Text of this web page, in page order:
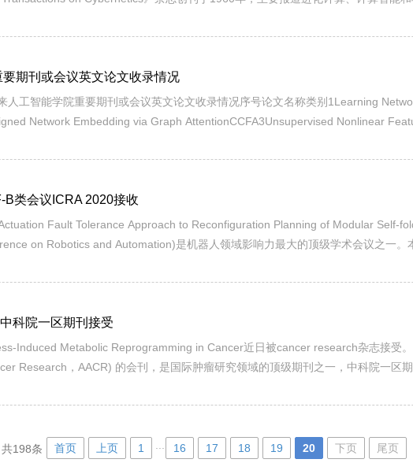
期刊或会议英文论文收录情况
要期刊或会议英文论文收录情况序号论文名称类别1Learning Network
Network Embedding via Graph AttentionCCFA3Unsupervised Nonlinear
类会议ICRA 2020接收
Fault Tolerance Approach to Reconfiguration Planning of Modular Self-
on Robotics and Automation)是机器人领域影响力最大的顶级学术会议之一。
科院一区期刊接受
Induced Metabolic Reprogramming in Cancer近日被cancer research杂志接受
Research，AACR) 的会刊，是国际肿瘤研究领域的顶级期刊之一，中科院一区
共198条 首页 上页 1 ... 16 17 18 19 20 下页 尾页